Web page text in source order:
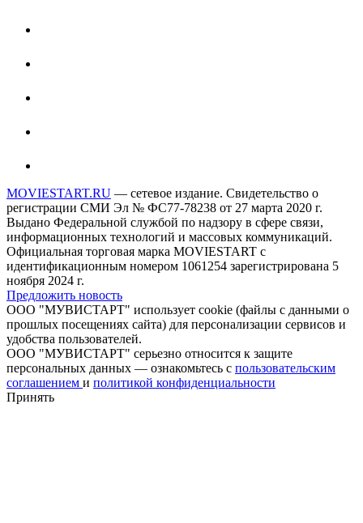
MOVIESTART.RU — сетевое издание. Свидетельство о
регистрации СМИ Эл № ФС77-78238 от 27 марта 2020 г.
Выдано Федеральной службой по надзору в сфере связи,
информационных технологий и массовых коммуникаций.
Официальная торговая марка MOVIESTART с
идентификационным номером 1061254 зарегистрирована 5
ноября 2024 г.
Предложить новость
ООО "МУВИСТАРТ" использует cookie (файлы с данными о
прошлых посещениях сайта) для персонализации сервисов и
удобства пользователей.
ООО "МУВИСТАРТ" серьезно относится к защите
персональных данных — ознакомьтесь с пользовательским
соглашением и политикой конфиденциальности
Принять